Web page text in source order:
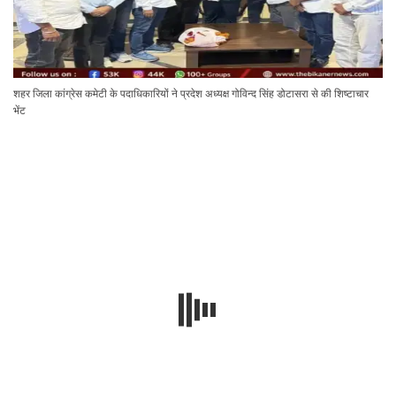
शहर जिला कांग्रेस कमेटी के पदाधिकारियों ने प्रदेश अध्यक्ष गोविन्द सिंह डोटासरा से की शिष्टाचार
भेंट